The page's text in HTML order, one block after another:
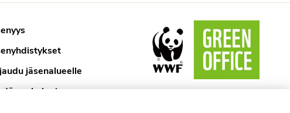
jäsenalueelle
psykologi